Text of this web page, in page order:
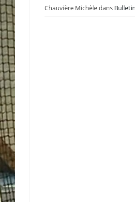
Chauvière Michèledans